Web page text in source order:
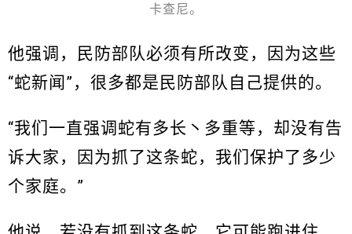
卡查尼。
他强调，民防部队必须有所改变，因为这些
“蛇新闻”，很多都是民防部队自己提供的。
“我们一直强调蛇有多长丶多重等，却没有告
诉大家，因为抓了这条蛇，我们保护了多少
个家庭。”